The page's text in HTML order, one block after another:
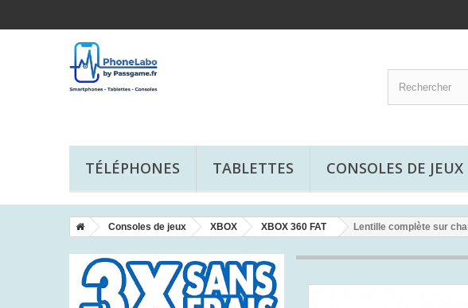
TÉLÉPHONES TABLETTES CONSOLES DE JEUX
Consoles de jeux XBOX XBOX 360 FAT Lentille complète sur